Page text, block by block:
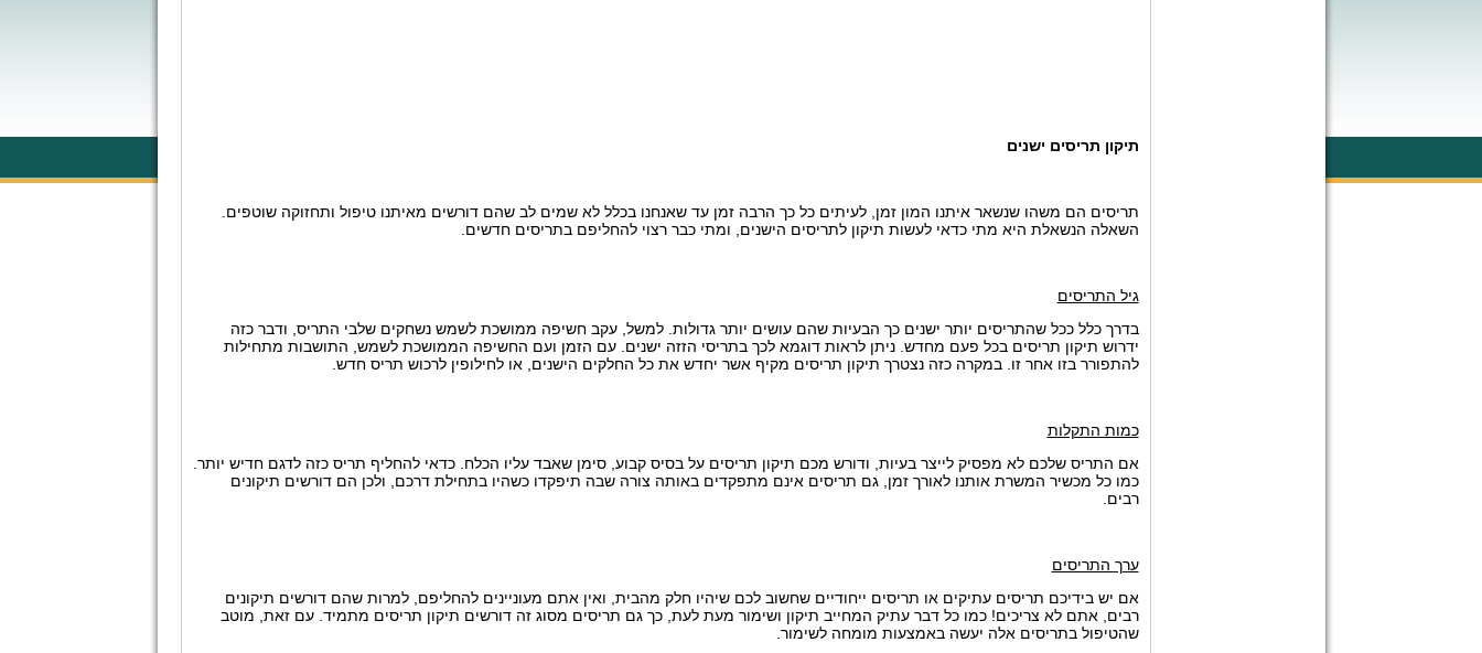
תיקון תריסים ישנים
תריסים הם משהו שנשאר איתנו המון זמן, לעיתים כל כך הרבה זמן עד שאנחנו בכלל לא שמים לב שהם דורשים מאיתנו טיפול ותחזוקה שוטפים.
השאלה הנשאלת היא מתי כדאי לעשות תיקון לתריסים הישנים, ומתי כבר רצוי להחליפם בתריסים חדשים.
גיל התריסים
בדרך כלל ככל שהתריסים יותר ישנים כך הבעיות שהם עושים יותר גדולות. למשל, עקב חשיפה ממושכת לשמש נשחקים שלבי התריס, ודבר כזה
ידרוש תיקון תריסים בכל פעם מחדש. ניתן לראות דוגמא לכך בתריסי הזזה ישנים. עם הזמן ועם החשיפה הממושכת לשמש, התושבות מתחילות
להתפורר בזו אחר זו. במקרה כזה נצטרך תיקון תריסים מקיף אשר יחדש את כל החלקים הישנים, או לחילופין לרכוש תריס חדש.
כמות התקלות
אם התריס שלכם לא מפסיק לייצר בעיות, ודורש מכם תיקון תריסים על בסיס קבוע, סימן שאבד עליו הכלח. כדאי להחליף תריס כזה לדגם חדיש יותר.
כמו כל מכשיר המשרת אותנו לאורך זמן, גם תריסים אינם מתפקדים באותה צורה שבה תיפקדו כשהיו בתחילת דרכם, ולכן הם דורשים תיקונים
רבים.
ערך התריסים
אם יש בידיכם תריסים עתיקים או תריסים ייחודיים שחשוב לכם שיהיו חלק מהבית, ואין אתם מעוניינים להחליפם, למרות שהם דורשים תיקונים
רבים, אתם לא צריכים! כמו כל דבר עתיק המחייב תיקון ושימור מעת לעת, כך גם תריסים מסוג זה דורשים תיקון תריסים מתמיד. עם זאת, מוטב
שהטיפול בתריסים אלה יעשה באמצעות מומחה לשימור.